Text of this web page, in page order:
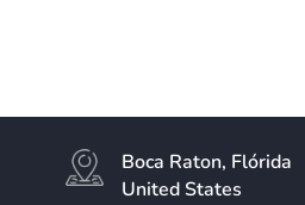
Boca Raton, Flórida
United States